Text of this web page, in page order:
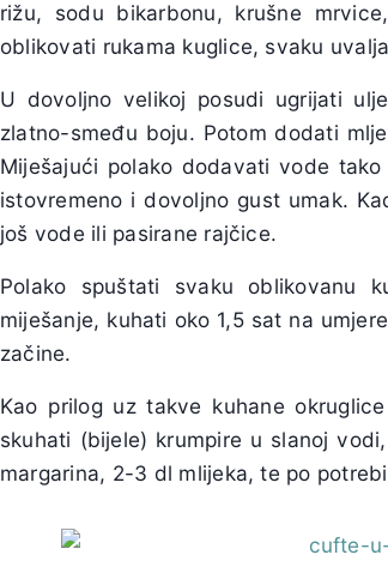
rižu, sodu bikarbonu, krušne
oblikovati rukama kuglice, svaku
U dovoljno velikoj posudi ugrijati
zlatno-smeđu boju. Potom dodati
Miješajući polako dodavati vode
istovremeno i dovoljno gust umak.
još vode ili pasirane rajčice.
Polako spuštati svaku oblikovanu
miješanje, kuhati oko 1,5 sat na
začine.
Kao prilog uz takve kuhane
skuhati (bijele) krumpire u slanoj
margarina, 2-3 dl mlijeka, te po